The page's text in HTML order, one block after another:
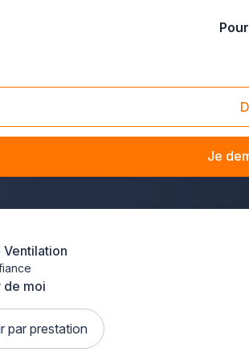
Je
de confiance à Amnéville ?
d'entretien. Que vous ayez besoin
la Moselle.
de moi
par prestation
Ventilation